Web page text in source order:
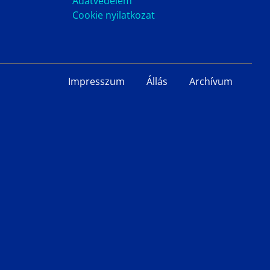
Cookie nyilatkozat
Impresszum Állás Archívum